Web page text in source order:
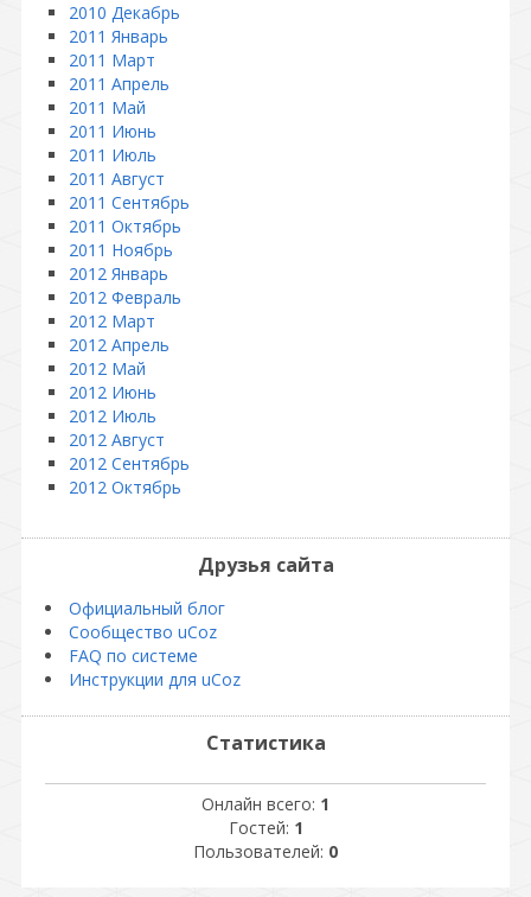
2010 Декабрь
2011 Январь
2011 Март
2011 Апрель
2011 Май
2011 Июнь
2011 Июль
2011 Август
2011 Сентябрь
2011 Октябрь
2011 Ноябрь
2012 Январь
2012 Февраль
2012 Март
2012 Апрель
2012 Май
2012 Июнь
2012 Июль
2012 Август
2012 Сентябрь
2012 Октябрь
Друзья сайта
Официальный блог
Сообщество uCoz
FAQ по системе
Инструкции для uCoz
Статистика
Онлайн всего: 1
Гостей: 1
Пользователей: 0